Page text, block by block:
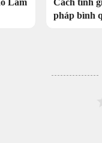
Làm
Cách tính
pháp bình